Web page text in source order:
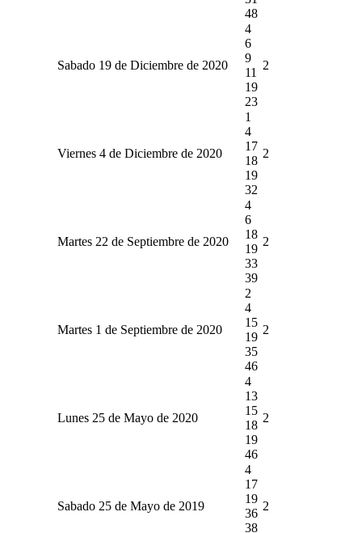
48
Sabado 19 de Diciembre de 2020
4
6
9
11
19
23
2
Viernes 4 de Diciembre de 2020
1
4
17
18
19
32
2
Martes 22 de Septiembre de 2020
4
6
18
19
33
39
2
Martes 1 de Septiembre de 2020
2
4
15
19
35
46
2
Lunes 25 de Mayo de 2020
4
13
15
18
19
46
2
Sabado 25 de Mayo de 2019
4
17
19
36
38
2